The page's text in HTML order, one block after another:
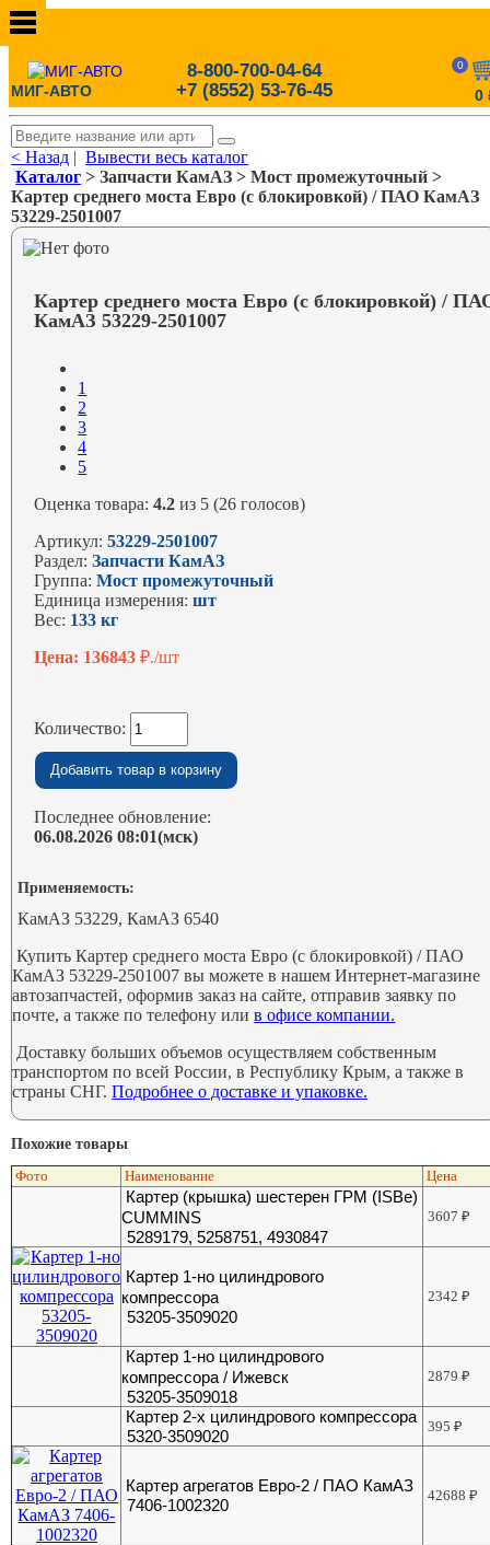
МИГ-АВТО
8-800-700-04-64
+7 (8552) 53-76-45
0
0
< Назад |Вывести весь каталог
Каталог > Запчасти КамАЗ > Мост промежуточный >
Картер среднего моста Евро (с блокировкой) / ПАО КамАЗ
53229-2501007
Картер среднего моста Евро (с блокировкой) /
КамАЗ 53229-2501007
1
2
3
4
5
Оценка товара:4.2 из 5 (26 голосов)
Артикул:53229-2501007
Раздел:Запчасти КамАЗ
Группа:Мост промежуточный
Единица измерения:шт
Вес: 133 кг
Цена: 136843₽./шт
Количество:
Последнее обновление:
06.08.2026 08:01(мск)
Применяемость:
КамАЗ 53229, КамАЗ 6540
Купить Картер среднего моста Евро (с блокировкой) / ПАО
КамАЗ 53229-2501007 вы можете в нашем Интернет-магазине
автозапчастей, оформив заказ на сайте, отправив заявку по
почте, а также по телефону илив офисе компании.
Доставку больших объемов осуществляем собственным
транспортом по всей России, в Республику Крым, а также в
страны СНГ.Подробнее о доставке и упаковке.
Похожие товары
Фото Наименование Цена
Картер (крышка) шестерен ГРМ (ISBe)
CUMMINS
5289179, 5258751, 4930847
3607₽
Картер 1-но цилиндрового
компрессора
53205-3509020
2342₽
Картер 1-но цилиндрового
компрессора / Ижевск
53205-3509018
2879₽
Картер 2-х цилиндрового компрессора
5320-3509020
395₽
Картер агрегатов Евро-2 / ПАО КамАЗ
7406-1002320
42688₽